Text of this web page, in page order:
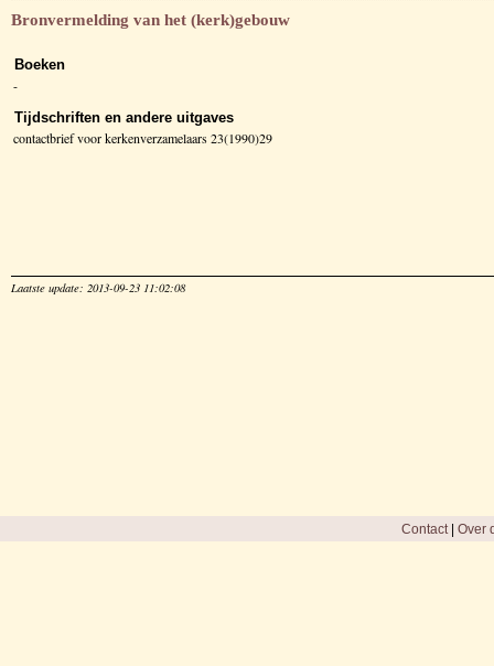
Bronvermelding van het (kerk)gebouw
Boeken
-
Tijdschriften en andere uitgaves
contactbrief voor kerkenverzamelaars 23(1990)29
Laatste update: 2013-09-23 11:02:08
Contact| Over